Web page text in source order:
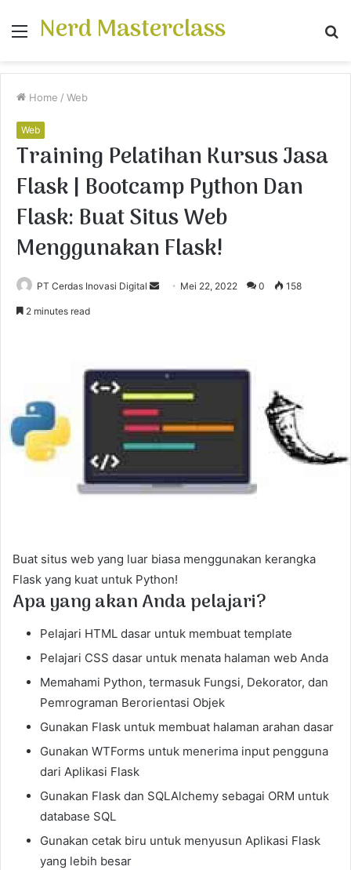
Menu
Nerd Masterclass
Home / Web
Web
Training Pelatihan Kursus Jasa
Flask | Bootcamp Python Dan
Flask: Buat Situs Web
Menggunakan Flask!
PT Cerdas Inovasi Digital
n
e
m
a
i
l
Mei 22, 2022 0 158
2 minutes read
Buat situs web yang luar biasa menggunakan kerangka
Flask yang kuat untuk Python!
Apa yang akan Anda pelajari?
Pelajari HTML dasar untuk membuat template
Pelajari CSS dasar untuk menata halaman web Anda
Memahami Python, termasuk Fungsi, Dekorator, dan
Pemrograman Berorientasi Objek
Gunakan Flask untuk membuat halaman arahan dasar
Gunakan WTForms untuk menerima input pengguna
dari Aplikasi Flask
Gunakan Flask dan SQLAlchemy sebagai ORM untuk
database SQL
Gunakan cetak biru untuk menyusun Aplikasi Flask
yang lebih besar